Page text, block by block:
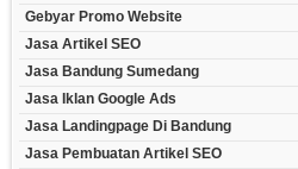
Gebyar Promo Website
Jasa Artikel SEO
Jasa Bandung Sumedang
Jasa Iklan Google Ads
Jasa Landingpage Di Bandung
Jasa Pembuatan Artikel SEO